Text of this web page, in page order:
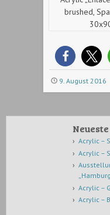
brushed,
9. August 2016
Acrylic –
Acrylic –
Acrylic –
Acrylic –